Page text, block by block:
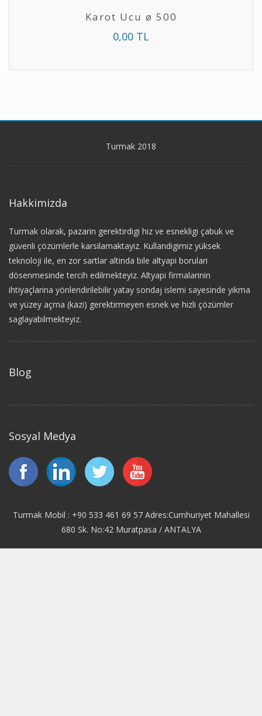
Karot Ucu ø 500
0,00 TL
Turmak 2018
Hakkimizda
Turmak olarak, pazarin gerektirdigi hiz ve esnekligi çabuk ve
güvenli çözümlerle karsilamaktayiz. Kullandigimiz yüksek
teknoloji ile, en zor sartlar altinda bile altyapi borulari
dösenmesinde tercih edilmekteyiz. Altyapi firmalarinin
ihtiyaçlarina yönlendirilebilir yatay sondaj islemi sayesinde yikma
ve yüzey açma (kazi) gerektirmeyen esnek ve hizli çözümler
saglayabilmekteyiz.
Blog
Sosyal Medya
Turmak Mobil : +90 533 461 69 57 Adres:Cumhuriyet Mahallesi
680 Sk. No:42 Muratpasa / ANTALYA